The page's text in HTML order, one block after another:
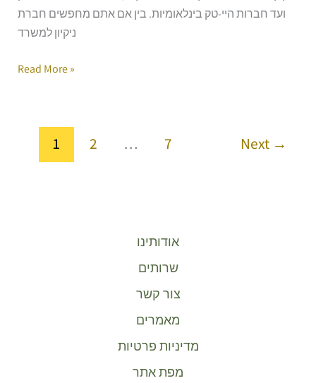
ועד חברות היי-טק בינלאומיות. בין אם אתם מחפשים חברת
ניקיון למשרד
Read More »
1 2 … 7 Next →
אודותינו
שרותים
צור קשר
מאמרים
מדיניות פרטיות
מפת אתר